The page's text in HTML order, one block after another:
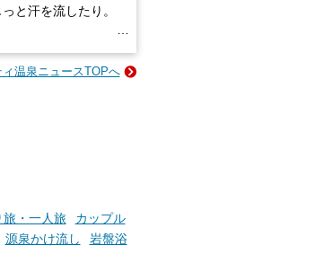
と汗を流したり。
一人でぼんやり過ごす
リラックスしているか
き合える、大切な自分
ィ温泉ニュースTOPへ
旅・一人旅
カップル
源泉かけ流し
岩盤浴